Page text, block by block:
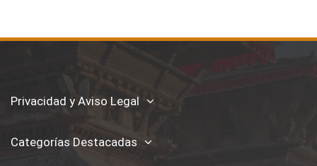
Privacidad y Aviso Legal
Categorías Destacadas